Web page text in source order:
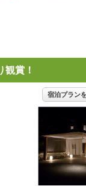
賞！
宿泊プラン